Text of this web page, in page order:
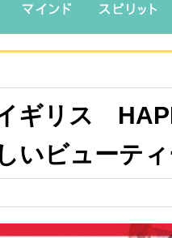
ギリス
いビューテ